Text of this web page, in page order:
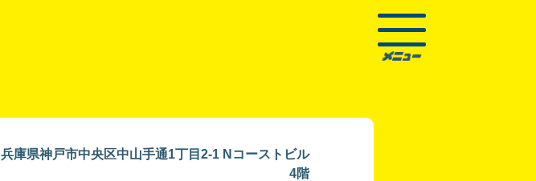
兵庫県神戸市中央区中山手通1丁目2-1 Nコーストビル
4階